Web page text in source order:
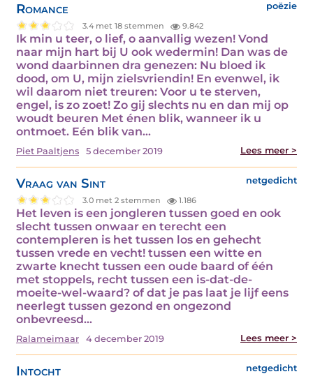
Romance poëzie
3.4 met 18 stemmen 9.842
Ik min u teer, o lief, o aanvallig wezen! Vond
naar mijn hart bij U ook wedermin! Dan was de
wond daarbinnen dra genezen: Nu bloed ik
dood, om U, mijn zielsvriendin! En evenwel, ik
wil daarom niet treuren: Voor u te sterven,
engel, is zo zoet! Zo gij slechts nu en dan mij op
woudt beuren Met énen blik, wanneer ik u
ontmoet. Eén blik van…
Piet Paaltjens 5 december 2019 Lees meer >
Vraag van Sint netgedicht
3.0 met 2 stemmen 1.186
Het leven is een jongleren tussen goed en ook
slecht tussen onwaar en terecht een
contempleren is het tussen los en gehecht
tussen vrede en vecht! tussen een witte en
zwarte knecht tussen een oude baard of één
met stoppels, recht tussen een is-dat-de-
moeite-wel-waard? of dat je pas laat je lijf eens
neerlegt tussen gezond en ongezond
onbevreesd…
Ralameimaar 4 december 2019 Lees meer >
Intocht netgedicht